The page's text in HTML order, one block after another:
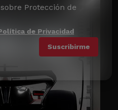
Protección de
de Privacidad